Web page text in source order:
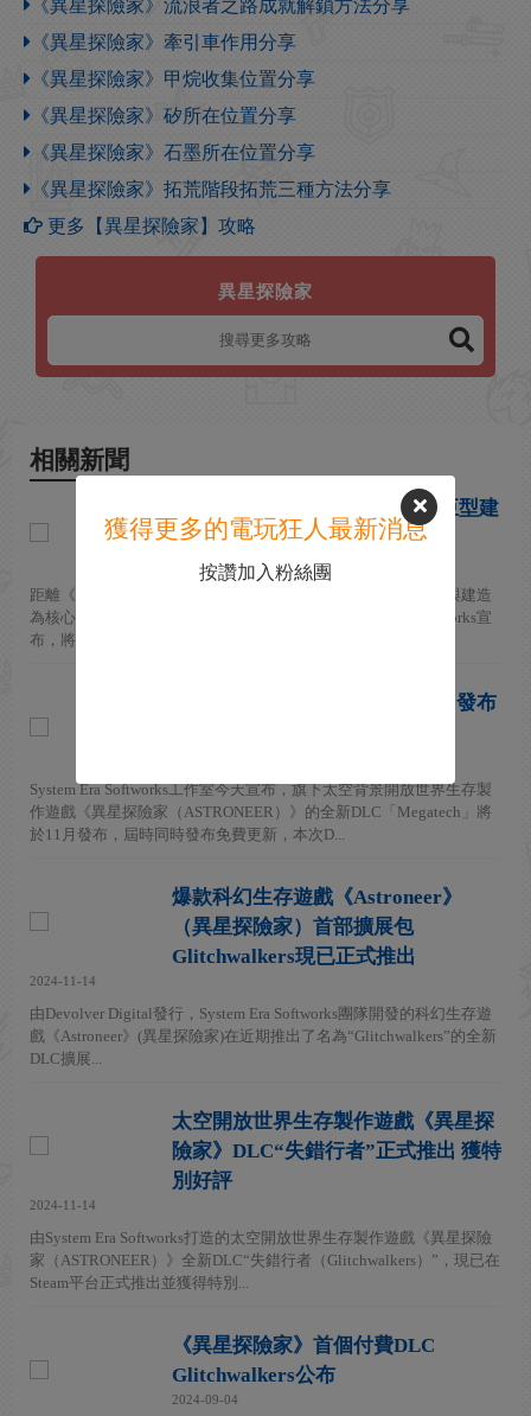
《異星探險家》流浪者之路成就解鎖方法分享
《異星探險家》牽引車作用分享
《異星探險家》甲烷收集位置分享
《異星探險家》矽所在位置分享
《異星探險家》石墨所在位置分享
《異星探險家》拓荒階段拓荒三種方法分享
更多【異星探險家】攻略
異星探險家
相關新聞
解鎖全新玩法 《異星探險家》巨型建
築群DLC預告片
2025-08-31
距離《異星探險家》（Astroneer）發售已近十年，這款以探索與建造
為核心的熱門遊戲依舊熱度不減。近日開發商System Era Softworks宣
布，將推出名為《異星探險家：巨型科技》（Astr...
《異星探險家》新DLC將於11月發布
System Era Softworks工作室今天宣布，旗下太空背景開放世界生存製
作遊戲《異星探險家（ASTRONEER）》的全新DLC「Megatech」將
於11月發布，屆時同時發布免費更新，本次D...
爆款科幻生存遊戲《Astroneer》
（異星探險家）首部擴展包
Glitchwalkers現已正式推出
2024-11-14
由Devolver Digital發行，System Era Softworks團隊開發的科幻生存遊
戲《Astroneer》(異星探險家)在近期推出了名為“Glitchwalkers”的全新
DLC擴展...
太空開放世界生存製作遊戲《異星探
險家》DLC“失錯行者”正式推出 獲特
別好評
2024-11-14
由System Era Softworks打造的太空開放世界生存製作遊戲《異星探險
家（ASTRONEER）》全新DLC“失錯行者（Glitchwalkers）”，現已在
Steam平台正式推出並獲得特別...
《異星探險家》首個付費DLC
Glitchwalkers公布
2024-09-04
獲得更多的電玩狂人最新消息
按讚加入粉絲團